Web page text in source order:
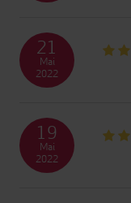
21
Mai
2022
19
Mai
2022